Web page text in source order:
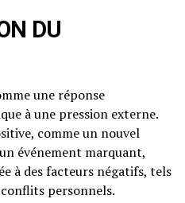
DU
une réponse
à une pression externe.
comme un nouvel
événement marquant,
à des facteurs négatifs, tels
conflits personnels.